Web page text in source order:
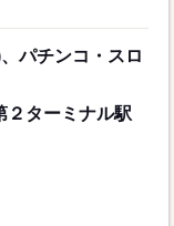
パチンコ・スロ
２ターミナル駅